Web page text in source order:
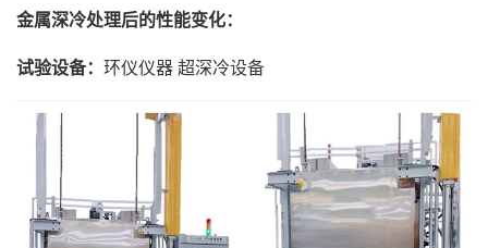
金属深冷处理后的性能变化：
试验设备： 环仪仪器 超深冷设备